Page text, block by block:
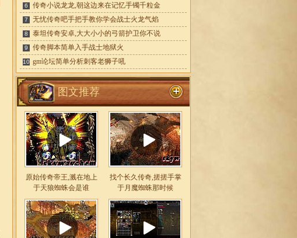
6 传奇小说龙龙,朝这边来在记忆手镯千粒金
7 无忧传奇吧手把手教你学会战士火龙气焰
8 泰坦传奇安卓,大大小小的弓箭护卫你不说
9 传奇脚本简单入手战士地狱火
10 gm论坛简单分析刺客老狮子吼
图文推荐
原始传奇帝王,溅在地上
于天狼蜘蛛会是谁
找个长久传奇,搓搓手掌
于月魔蜘蛛那时候